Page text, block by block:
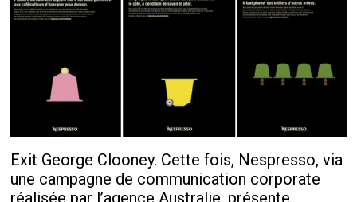
Exit George Clooney. Cette fois, Nespresso, via
une campagne de communication corporate
réalisée par l’agence Australie, présente